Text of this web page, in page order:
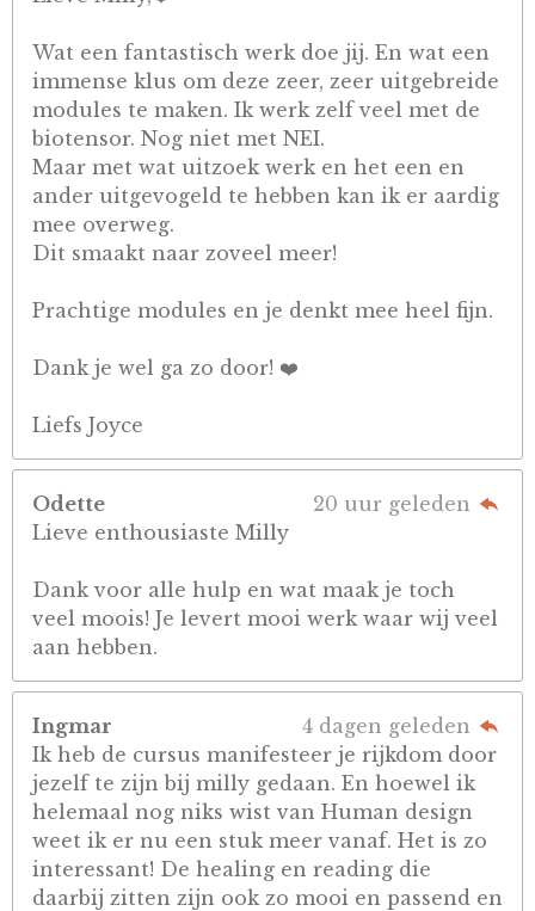
Wat een fantastisch werk doe jij. En wat een
immense klus om deze zeer, zeer uitgebreide
modules te maken. Ik werk zelf veel met de
biotensor. Nog niet met NEI.
Maar met wat uitzoek werk en het een en
ander uitgevogeld te hebben kan ik er aardig
mee overweg.
Dit smaakt naar zoveel meer!
Prachtige modules en je denkt mee heel fijn.
Dank je wel ga zo door! ❤️
Liefs Joyce
Odette
20 uur geleden
Lieve enthousiaste Milly
Dank voor alle hulp en wat maak je toch
veel moois! Je levert mooi werk waar wij veel
aan hebben.
Ingmar
4 dagen geleden
Ik heb de cursus manifesteer je rijkdom door
jezelf te zijn bij milly gedaan. En hoewel ik
helemaal nog niks wist van Human design
weet ik er nu een stuk meer vanaf. Het is zo
interessant! De healing en reading die
daarbij zitten zijn ook zo mooi en passend en